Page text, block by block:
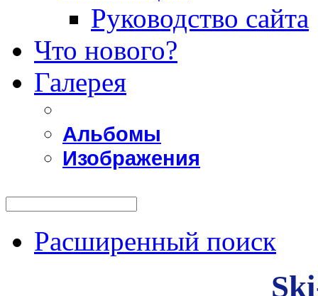
Руководство сайта
Что нового?
Галерея
Альбомы
Изображения
Расширенный поиск